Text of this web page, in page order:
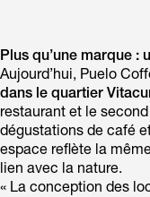
Plus qu’une marque :
Aujourd’hui, Puelo
dans le quartier
restaurant et le
dégustations de café
espace reflète la
lien avec la nature.
« La conception des